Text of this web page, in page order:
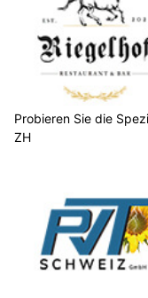
Probieren Sie die
ZH